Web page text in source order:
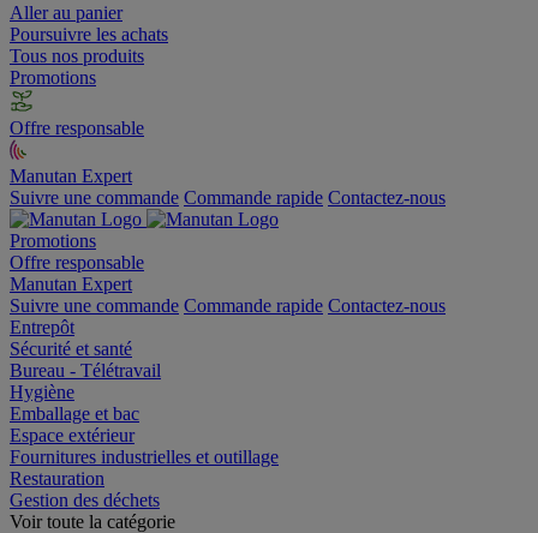
Aller au panier
Poursuivre les achats
Tous nos produits
Promotions
Offre responsable
Manutan Expert
Suivre une commande Commande rapide Contactez-nous
Promotions
Offre responsable
Manutan Expert
Suivre une commande Commande rapide Contactez-nous
Entrepôt
Sécurité et santé
Bureau - Télétravail
Hygiène
Emballage et bac
Espace extérieur
Fournitures industrielles et outillage
Restauration
Gestion des déchets
Voir toute la catégorie